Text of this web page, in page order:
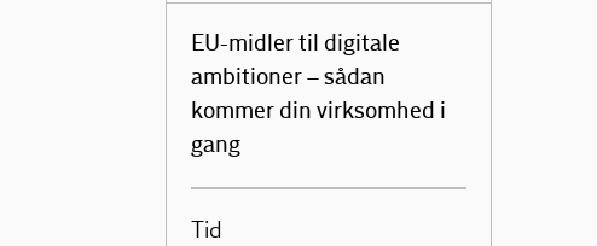
EU-midler til digitale
ambitioner – sådan
kommer din virksomhed i
gang
Tid